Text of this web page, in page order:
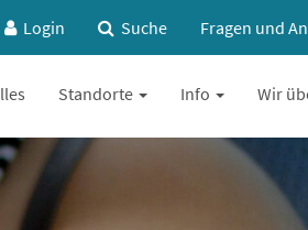
Login Suche Fragen und
Standorte Info Wir